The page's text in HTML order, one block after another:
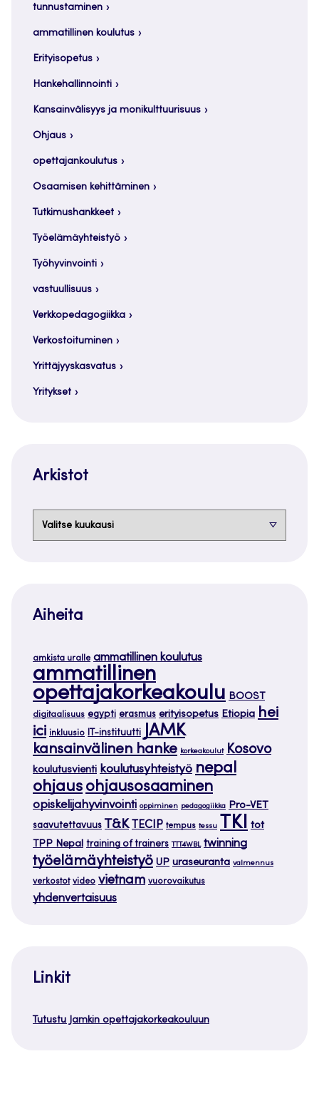
tunnustaminen
ammatillinen koulutus
Erityisopetus
Hankehallinnointi
Kansainvälisyys ja monikulttuurisuus
Ohjaus
opettajankoulutus
Osaamisen kehittäminen
Tutkimushankkeet
Työelämäyhteistyö
Työhyvinvointi
vastuullisuus
Verkkopedagogiikka
Verkostoituminen
Yrittäjyyskasvatus
Yritykset
Arkistot
Aiheita
amkista uralle ammatillinen koulutus
ammatillinen
opettajakorkeakoulu BOOST
digitaalisuus egypti erasmus erityisopetus Etiopia hei
ici inkluusio IT-instituutti JAMK
kansainvälinen hanke korkeakoulut Kosovo
koulutusvienti koulutusyhteistyö nepal
ohjaus ohjausosaaminen
opiskelijahyvinvointi oppiminen pedagogiikka Pro-VET
saavutettavuus T&K TECIP tempus tessu TKI tot
TPP Nepal training of trainers TTT4WBL twinning
työelämäyhteistyö UP uraseuranta valmennus
verkostot video vietnam vuorovaikutus
yhdenvertaisuus
Linkit
Tutustu Jamkin opettajakorkeakouluun